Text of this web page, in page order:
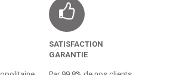
SATISFACTION
GARANTIE